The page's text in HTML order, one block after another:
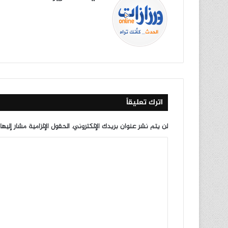
اترك تعليقاً
لن يتم نشر عنوان بريدك الإلكتروني.الحقول الإلزامية مشار